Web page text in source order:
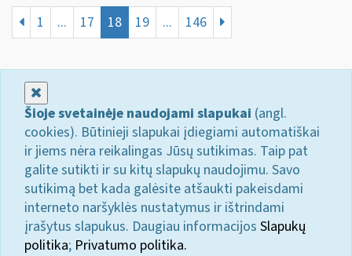
1 ... 17 18 19 ... 146
Šioje svetainėje naudojami slapukai (angl.
cookies). Būtinieji slapukai įdiegiami automatiškai
ir jiems nėra reikalingas Jūsų sutikimas. Taip pat
galite sutikti ir su kitų slapukų naudojimu. Savo
sutikimą bet kada galėsite atšaukti pakeisdami
interneto naršyklės nustatymus ir ištrindami
įrašytus slapukus. Daugiau informacijos Slapukų
politika; Privatumo politika.